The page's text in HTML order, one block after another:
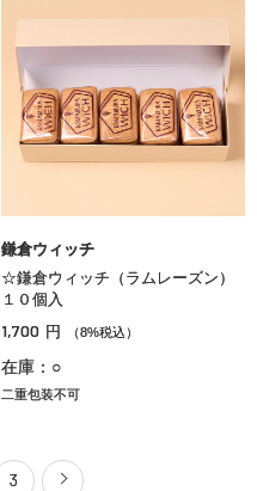
鎌倉ウィッチ
☆鎌倉ウィッチ（ラムレーズン）
１０個入
1,700 円 （8%税込）
在庫：○
二重包装不可
3